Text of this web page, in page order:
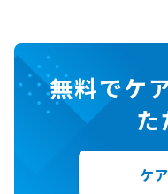
無料でケ
た
ケ